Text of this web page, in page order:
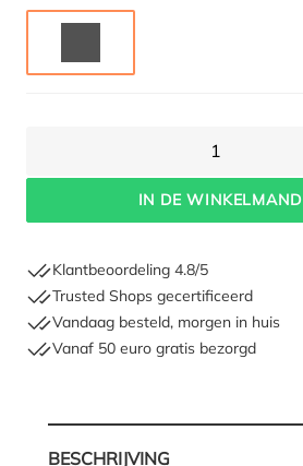
1
IN DE WINKELMAND
Klantbeoordeling 4.8/5
Trusted Shops gecertificeerd
Vandaag besteld, morgen in huis
Vanaf 50 euro gratis bezorgd
BESCHRIJVING